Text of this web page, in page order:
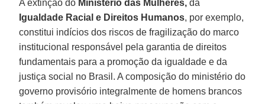
A extinção do Ministério das Mulheres, da
Igualdade Racial e Direitos Humanos, por exemplo,
constitui indícios dos riscos de fragilização do marco
institucional responsável pela garantia de direitos
fundamentais para a promoção da igualdade e da
justiça social no Brasil. A composição do ministério do
governo provisório integralmente de homens brancos